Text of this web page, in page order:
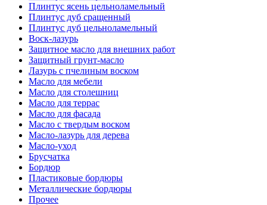
Плинтус ясень цельноламельный
Плинтус дуб сращенный
Плинтус дуб цельноламельный
Воск-лазурь
Защитное масло для внешних работ
Защитный грунт-масло
Лазурь с пчелиным воском
Масло для мебели
Масло для столешниц
Масло для террас
Масло для фасада
Масло с твердым воском
Масло-лазурь для дерева
Масло-уход
Брусчатка
Бордюр
Пластиковые бордюры
Металлические бордюры
Прочее